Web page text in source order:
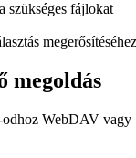
szükséges fájlokat
megoldás
WebDAV vagy